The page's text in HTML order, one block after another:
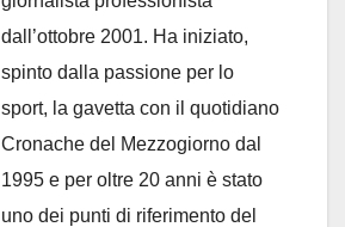
dall’ottobre 2001. Ha iniziato,
spinto dalla passione per lo
sport, la gavetta con il quotidiano
Cronache del Mezzogiorno dal
1995 e per oltre 20 anni è stato
uno dei punti di riferimento del